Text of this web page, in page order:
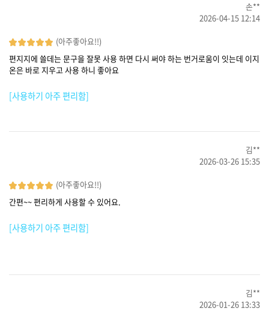
손**
2026-04-15 12:14
(아주좋아요!!)
편지지에 쓸데는 문구을 잘못 사용 하면 다시 써야 하는 번거로움이 잇는데 이지
온은 바로 지우고 사용 하니 좋아요
[사용하기 아주 편리함]
김**
2026-03-26 15:35
(아주좋아요!!)
간편~~ 편리하게 사용할 수 있어요.
[사용하기 아주 편리함]
김**
2026-01-26 13:33